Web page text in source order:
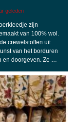
geleden
zijn
van 100% wol.
crewelstoffen uit
van het borduren
en doorgeven. Ze …